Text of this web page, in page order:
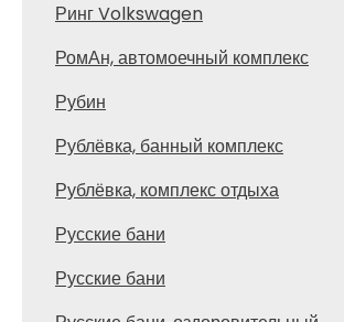
Ринг Volkswagen
РомАн, автомоечный комплекс
Рубин
Рублёвка, банный комплекс
Рублёвка, комплекс отдыха
Русские бани
Русские бани